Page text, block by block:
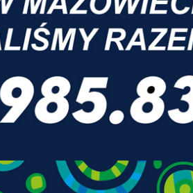
GROT, karabinów maszynowych UKM, karabinów
żołnierzy, a także zgranie sekcji i
Obrony Terytorialnej do realizacji zadań